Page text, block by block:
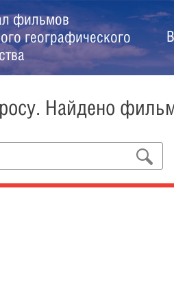
фильмов
географического
Найдено